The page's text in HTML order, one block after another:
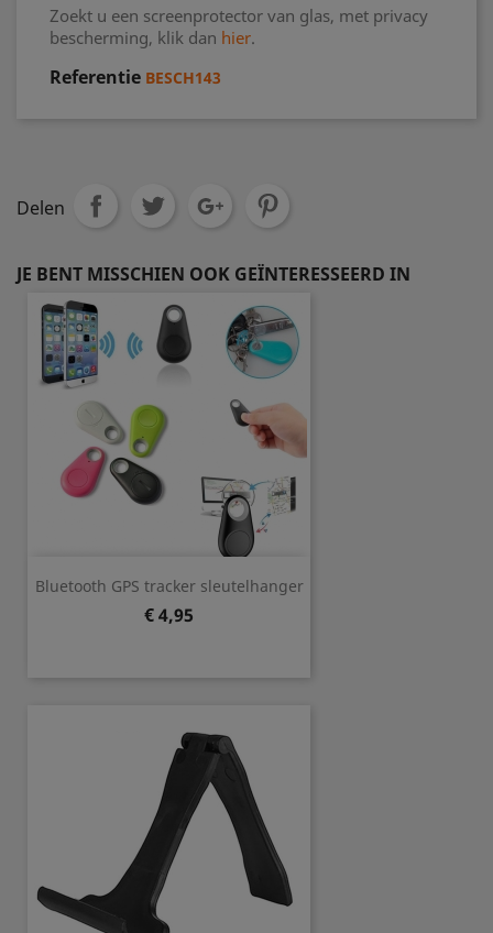
Zoekt u een screenprotector van glas, met privacy
bescherming, klik dan hier.
Referentie BESCH143
Delen
JE BENT MISSCHIEN OOK GEÏNTERESSEERD IN
Bluetooth GPS tracker sleutelhanger
Prijs
€ 4,95